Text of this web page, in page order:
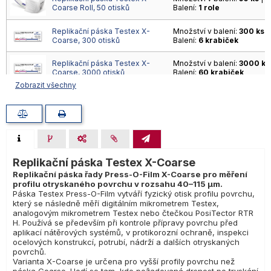
Coarse Roll, 50 otisků
Balení: 1 role
Replikační páska Testex X-
Coarse, 300 otisků
Množství v balení: 300 ks
Balení: 6 krabiček
Replikační páska Testex X-
Coarse, 3000 otisků
Množství v balení: 3000 ks
Balení: 60 krabiček
Coarse, 7500 otisků
Zobrazit všechny
Replikační páska Testex X-Coarse
Replikační páska řady Press-O-Film X-Coarse pro měření
profilu otryskaného povrchu v rozsahu 40–115 µm.
Páska Testex Press-O-Film vytváří fyzický otisk profilu povrchu,
který se následně měří digitálním mikrometrem Testex,
analogovým mikrometrem Testex nebo čtečkou PosiTector RTR
H. Používá se především při kontrole přípravy povrchu před
aplikací nátěrových systémů, v protikorozní ochraně, inspekci
ocelových konstrukcí, potrubí, nádrží a dalších otryskaných
povrchů.
Varianta X-Coarse je určena pro vyšší profily povrchu než